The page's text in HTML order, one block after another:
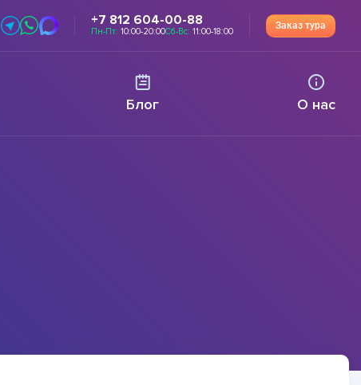
+7 812 604-00-88
Пн-Пт: 10:00-20:00Сб-Вс: 11:00-18:00
Заказ тура
Блог О нас